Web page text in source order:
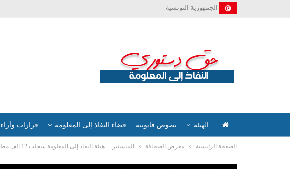
الجمهورية التونسية
الهيئة نصوص قانونية فضاء النفاذ إلى المعلومة قرارات وآراء
الصفحة الرئيسية معرض الصحافة المنستير …هيئة النفاذ إلى المعلومة سجلت 12 الف مطلبا و 593 قضية…